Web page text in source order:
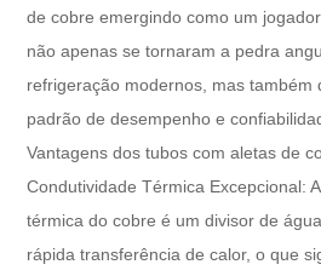
de cobre emergindo como um
não apenas se tornaram a pedra
refrigeração modernos, mas também
padrão de desempenho e
Vantagens dos tubos com aletas de
Condutividade Térmica Excepcional:
térmica do cobre é um divisor de
rápida transferência de calor, o que